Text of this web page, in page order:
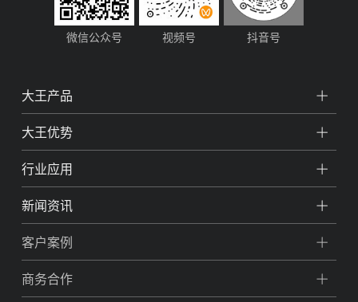
微信公众号 视频号 抖音号
大王产品
大王优势
行业应用
新闻资讯
客户案例
商务合作